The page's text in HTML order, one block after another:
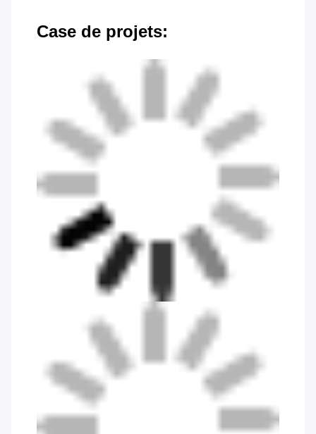
Case de projets: